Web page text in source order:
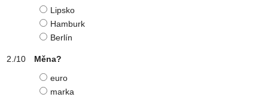
Lipsko
Hamburk
Berlín
Měna?
euro
marka